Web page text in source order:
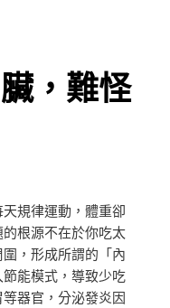
，難怪
規律運動，體重卻
根源不在於你吃太
，形成所謂的「內
能模式，導致少吃
器官，分泌發炎因